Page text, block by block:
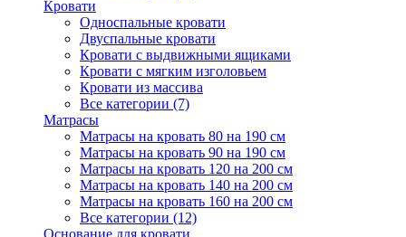
Кровати
Односпальные кровати
Двуспальные кровати
Кровати с выдвижными ящиками
Кровати с мягким изголовьем
Кровати из массива
Все категории (7)
Матрасы
Матрасы на кровать 80 на 190 см
Матрасы на кровать 90 на 190 см
Матрасы на кровать 120 на 200 см
Матрасы на кровать 140 на 200 см
Матрасы на кровать 160 на 200 см
Все категории (12)
Основание для кровати